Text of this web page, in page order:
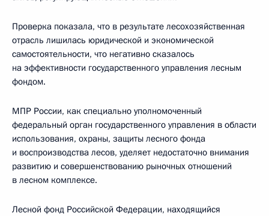
Проверка показала, что в результате лесохозяйственная
отрасль лишилась юридической и экономической
самостоятельности, что негативно сказалось
на эффективности государственного управления лесным
фондом.
МПР России, как специально уполномоченный
федеральный орган государственного управления в области
использования, охраны, защиты лесного фонда
и воспроизводства лесов, уделяет недостаточно внимания
развитию и совершенствованию рыночных отношений
в лесном комплексе.
Лесной фонд Российской Федерации, находящийся